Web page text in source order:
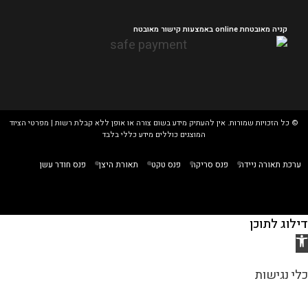
קניה מאובטחת online באמצעות קישור מאובטח
© כל הזכויות שמורות. אין להעתיק מידע בשום צורה או אופן ללא קבלת רשות | מפרטי הציוד
המוצגים כוללים מידע כללי בלבד
ערכת תאורה ניידת פנס סריקה פנס טקטי תאורת היצף פנס חודר עשן
דילוג לתוכן
פ
ח
כלי נגישות